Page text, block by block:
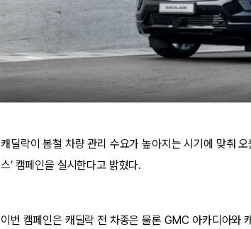
캐딜락이 봄철 차량 관리 수요가 높아지는 시기에 맞춰
스’ 캠페인을 실시한다고 밝혔다.
이번 캠페인은 캐딜락 전 차종은 물론 GMC 아카디아와